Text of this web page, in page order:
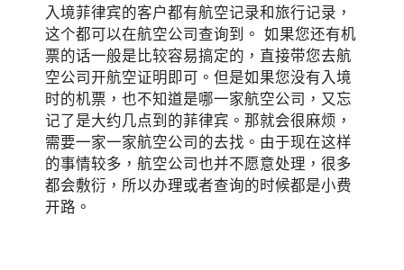
入境菲律宾的客户都有航空记录和旅行记录，
这个都可以在航空公司查询到。 如果您还有机
票的话一般是比较容易搞定的，直接带您去航
空公司开航空证明即可。但是如果您没有入境
时的机票，也不知道是哪一家航空公司，又忘
记了是大约几点到的菲律宾。那就会很麻烦，
需要一家一家航空公司的去找。由于现在这样
的事情较多，航空公司也并不愿意处理，很多
都会敷衍，所以办理或者查询的时候都是小费
开路。